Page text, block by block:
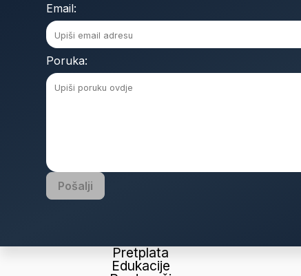
Email:
Poruka:
Pošalji
Pretplata
Edukacije